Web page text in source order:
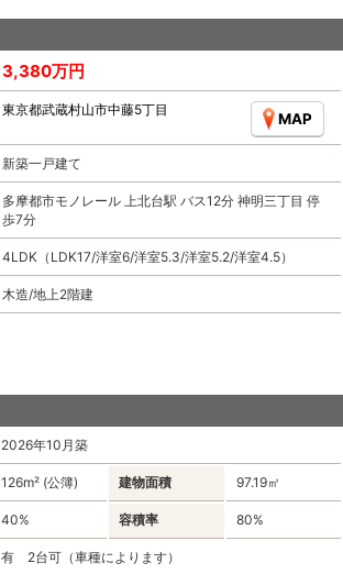
3,380万円
東京都武蔵村山市中藤5丁目
MAP
新築一戸建て
多摩都市モノレール 上北台駅 バス12分 神明三丁目 停
歩7分
4LDK（LDK17/洋室6/洋室5.3/洋室5.2/洋室4.5）
木造/地上2階建
2026年10月築
126m² (公簿) 建物面積 97.19㎡
40% 容積率 80%
有 2台可（車種によります）